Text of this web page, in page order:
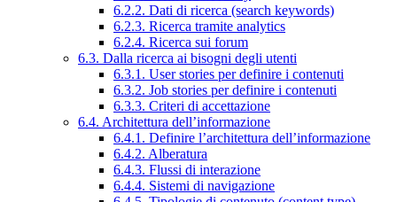
6.2.2. Dati di ricerca (search keywords)
6.2.3. Ricerca tramite analytics
6.2.4. Ricerca sui forum
6.3. Dalla ricerca ai bisogni degli utenti
6.3.1. User stories per definire i contenuti
6.3.2. Job stories per definire i contenuti
6.3.3. Criteri di accettazione
6.4. Architettura dell’informazione
6.4.1. Definire l’architettura dell’informazione
6.4.2. Alberatura
6.4.3. Flussi di interazione
6.4.4. Sistemi di navigazione